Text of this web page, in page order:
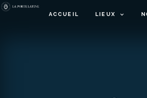
ACCUEIL LIEUX